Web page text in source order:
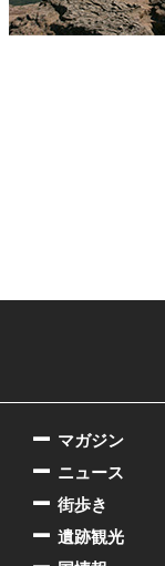
マガジン
ニュース
街歩き
遺跡観光